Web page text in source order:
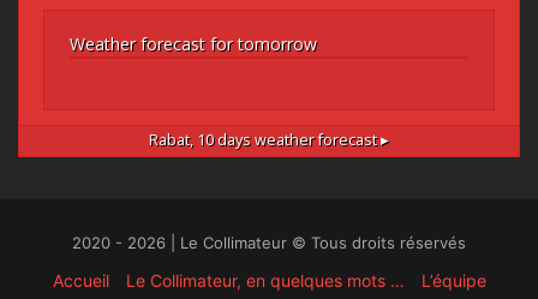
Weather forecast for tomorrow
Rabat,10 days weather forecast ▸
2020 - 2026 | Le Collimateur © Tous droits réservés
Accueil Le Collimateur, en quelques mots … L’équipe